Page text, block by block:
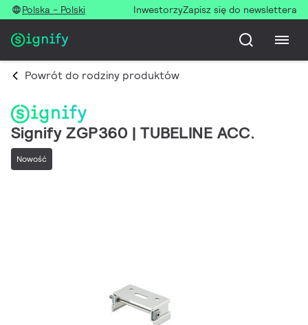
Polska - Polski InwestorzyZapisz się do newslettera
Powrót do rodziny produktów
Signify ZGP360 | TUBELINE ACC.
Nowość